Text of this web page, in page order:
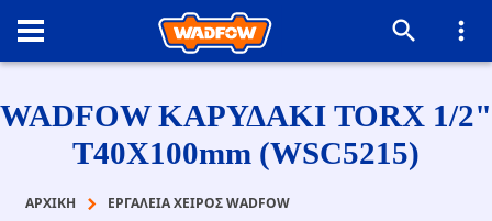
WADFOW ΚΑΡΥΔΑΚΙ TORX 1/2"
T40Χ100mm (WSC5215)
ΑΡΧΙΚΉ
ΕΡΓΑΛΕΙΑ ΧΕΙΡΟΣ WADFOW